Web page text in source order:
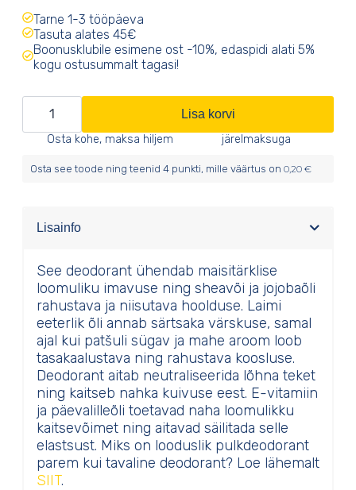
Tarne 1-3 tööpäeva
Tasuta alates 45€
Boonusklubile esimene ost -10%, edaspidi alati 5%
kogu ostusummalt tagasi!
Deodorant
laimi
Lisa korvi
Osta kohe, maksa hiljem
järelmaksuga
Osta see toode ning teenid 4 punkti, mille väärtus on 0,20 €
Lisainfo
See deodorant ühendab maisitärklise
loomuliku imavuse ning sheavõi ja jojobaõli
rahustava ja niisutava hoolduse. Laimi
eeterlik õli annab särtsaka värskuse, samal
ajal kui patšuli sügav ja mahe aroom loob
tasakaalustava ning rahustava koosluse.
Deodorant aitab neutraliseerida lõhna teket
ning kaitseb nahka kuivuse eest. E-vitamiin
ja päevalilleõli toetavad naha loomulikku
kaitsevõimet ning aitavad säilitada selle
elastsust. Miks on looduslik pulkdeodorant
parem kui tavaline deodorant? Loe lähemalt
SIIT.